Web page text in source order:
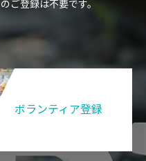
ご登録は不要です。
ボランティア登録